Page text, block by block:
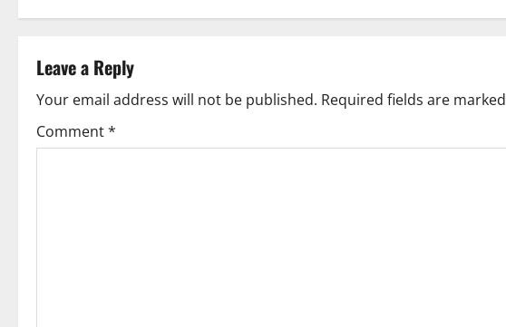
s
t
n
a
Leave a Reply
Your email address will not be published. Required fields are marked
Comment*